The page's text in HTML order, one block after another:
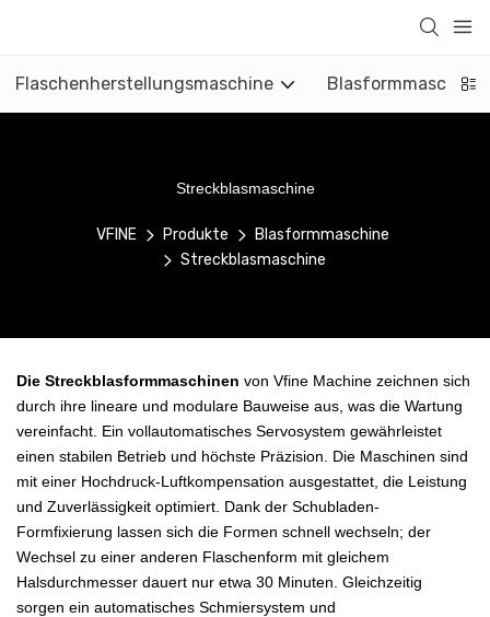
Flaschenherstellungsmaschine Blasformmaschine
Streckblasmaschine
VFINE Produkte
Blasformmaschine
Streckblasmaschine
Die Streckblasformmaschinen von Vfine Machine zeichnen sich
durch ihre lineare und modulare Bauweise aus, was die Wartung
vereinfacht. Ein vollautomatisches Servosystem gewährleistet
einen stabilen Betrieb und höchste Präzision. Die Maschinen sind
mit einer Hochdruck-Luftkompensation ausgestattet, die Leistung
und Zuverlässigkeit optimiert. Dank der Schubladen-
Formfixierung lassen sich die Formen schnell wechseln; der
Wechsel zu einer anderen Flaschenform mit gleichem
Halsdurchmesser dauert nur etwa 30 Minuten. Gleichzeitig
sorgen ein automatisches Schmiersystem und